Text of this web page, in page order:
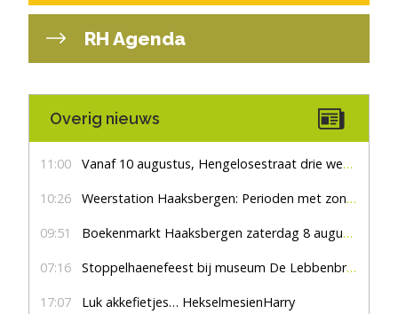
RH Agenda
Overig nieuws
11:00 Vanaf 10 augustus, Hengelosestraat drie weken dicht voor doorgaand verkeer
10:26 Weerstation Haaksbergen: Perioden met zon en droog
09:51 Boekenmarkt Haaksbergen zaterdag 8 augustus, marktplein Haaksbergen
07:16 Stoppelhaenefeest bij museum De Lebbenbrugge
17:07 Luk akkefietjes… HekselmesienHarry